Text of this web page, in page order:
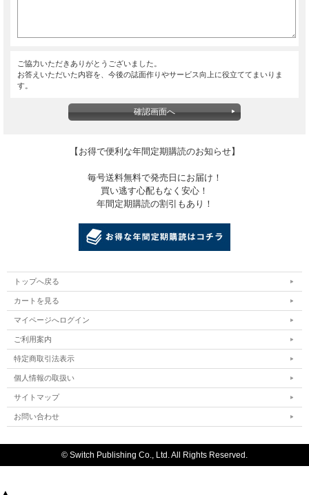
ご協力いただきありがとうございました。
お答えいただいた内容を、今後の誌面作りやサービス向上に役立ててまいりま
す。
【お得で便利な年間定期購読のお知らせ】
毎号送料無料で発売日にお届け！
買い逃す心配もなく安心！
年間定期購読の割引もあり！
トップへ戻る
カートを見る
マイページへログイン
ご利用案内
特定商取引法表示
個人情報の取扱い
サイトマップ
お問い合わせ
© Switch Publishing Co., Ltd. All Rights Reserved.